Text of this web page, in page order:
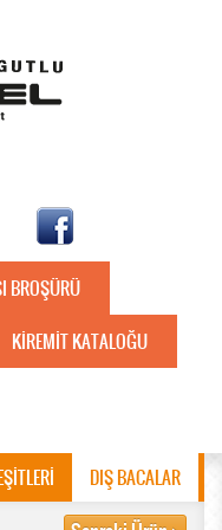
BROŞÜRÜ
KİREMİT KATALOĞU
DIŞ BACALAR